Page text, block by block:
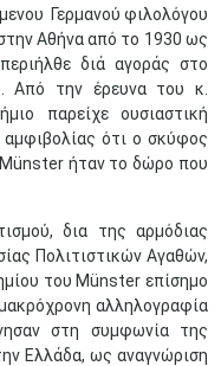
Γερμανού φιλολόγου
Αθήνα από το 1930 ως
διά αγοράς στο
Από την έρευνα του κ.
παρείχε ουσιαστική
ότι ο σκύφος
ήταν το δώρο που
δια της αρμόδιας
Πολιτιστικών Αγαθών,
του Münster επίσημο
αλληλογραφία
στη συμφωνία της
Ελλάδα, ως αναγνώριση